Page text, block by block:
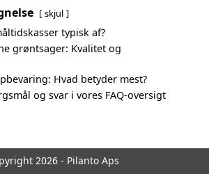
skjul
typisk af?
grøntsager: Kvalitet og
Hvad betyder mest?
og svar i vores FAQ-oversigt
2026 - Pilanto Aps